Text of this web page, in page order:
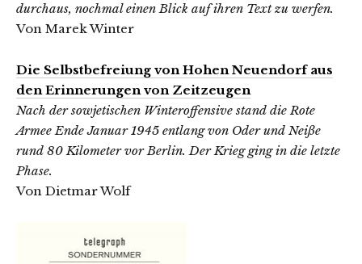
durchaus, nochmal einen Blick auf ihren Text zu werfen.
Von Marek Winter
Die Selbstbefreiung von Hohen Neuendorf aus
den Erinnerungen von Zeitzeugen
Nach der sowjetischen Winteroffensive stand die Rote
Armee Ende Januar 1945 entlang von Oder und Neiße
rund 80 Kilometer vor Berlin. Der Krieg ging in die letzte
Phase.
Von Dietmar Wolf